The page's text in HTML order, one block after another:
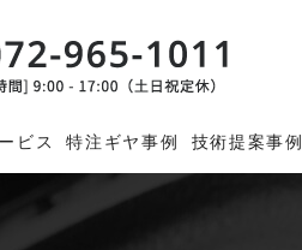
ビス 特注ギヤ事例 技術提案事例